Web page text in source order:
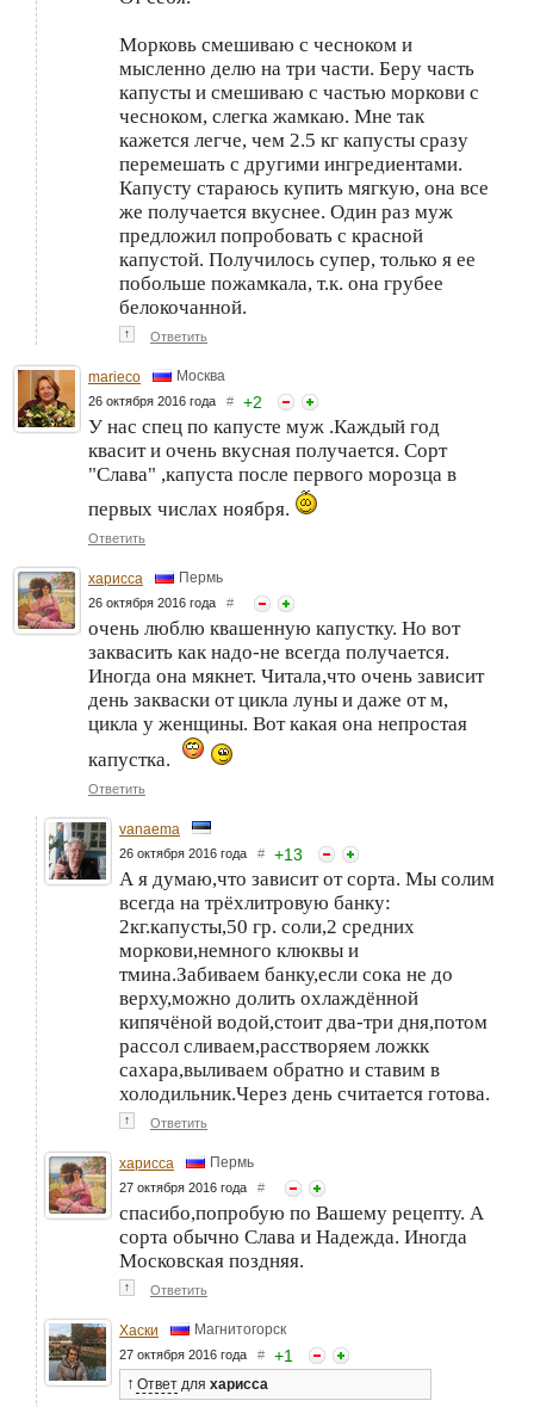
Морковь смешиваю с чесноком и
мысленно делю на три части. Беру часть
капусты и смешиваю с частью моркови с
чесноком, слегка жамкаю. Мне так
кажется легче, чем 2.5 кг капусты сразу
перемешать с другими ингредиентами.
Капусту стараюсь купить мягкую, она все
же получается вкуснее. Один раз муж
предложил попробовать с красной
капустой. Получилось супер, только я ее
побольше пожамкала, т.к. она грубее
белокочанной.
↑ Ответить
marieco Москва
26 октября 2016 года # +2
У нас спец по капусте муж .Каждый год
квасит и очень вкусная получается. Сорт
"Слава" ,капуста после первого морозца в
первых числах ноября.
Ответить
харисса Пермь
26 октября 2016 года #
очень люблю квашенную капустку. Но вот
заквасить как надо-не всегда получается.
Иногда она мякнет. Читала,что очень зависит
день закваски от цикла луны и даже от м,
цикла у женщины. Вот какая она непростая
капустка.
Ответить
vanaema
26 октября 2016 года # +13
А я думаю,что зависит от сорта. Мы солим
всегда на трёхлитровую банку:
2кг.капусты,50 гр. соли,2 средних
моркови,немного клюквы и
тмина.Забиваем банку,если сока не до
верху,можно долить охлаждённой
кипячёной водой,стоит два-три дня,потом
рассол сливаем,расстворяем ложкк
сахара,выливаем обратно и ставим в
холодильник.Через день считается готова.
↑ Ответить
харисса Пермь
27 октября 2016 года #
спасибо,попробую по Вашему рецепту. А
сорта обычно Слава и Надежда. Иногда
Московская поздняя.
↑ Ответить
Хаски Магнитогорск
27 октября 2016 года # +1
↑ Ответ для харисса